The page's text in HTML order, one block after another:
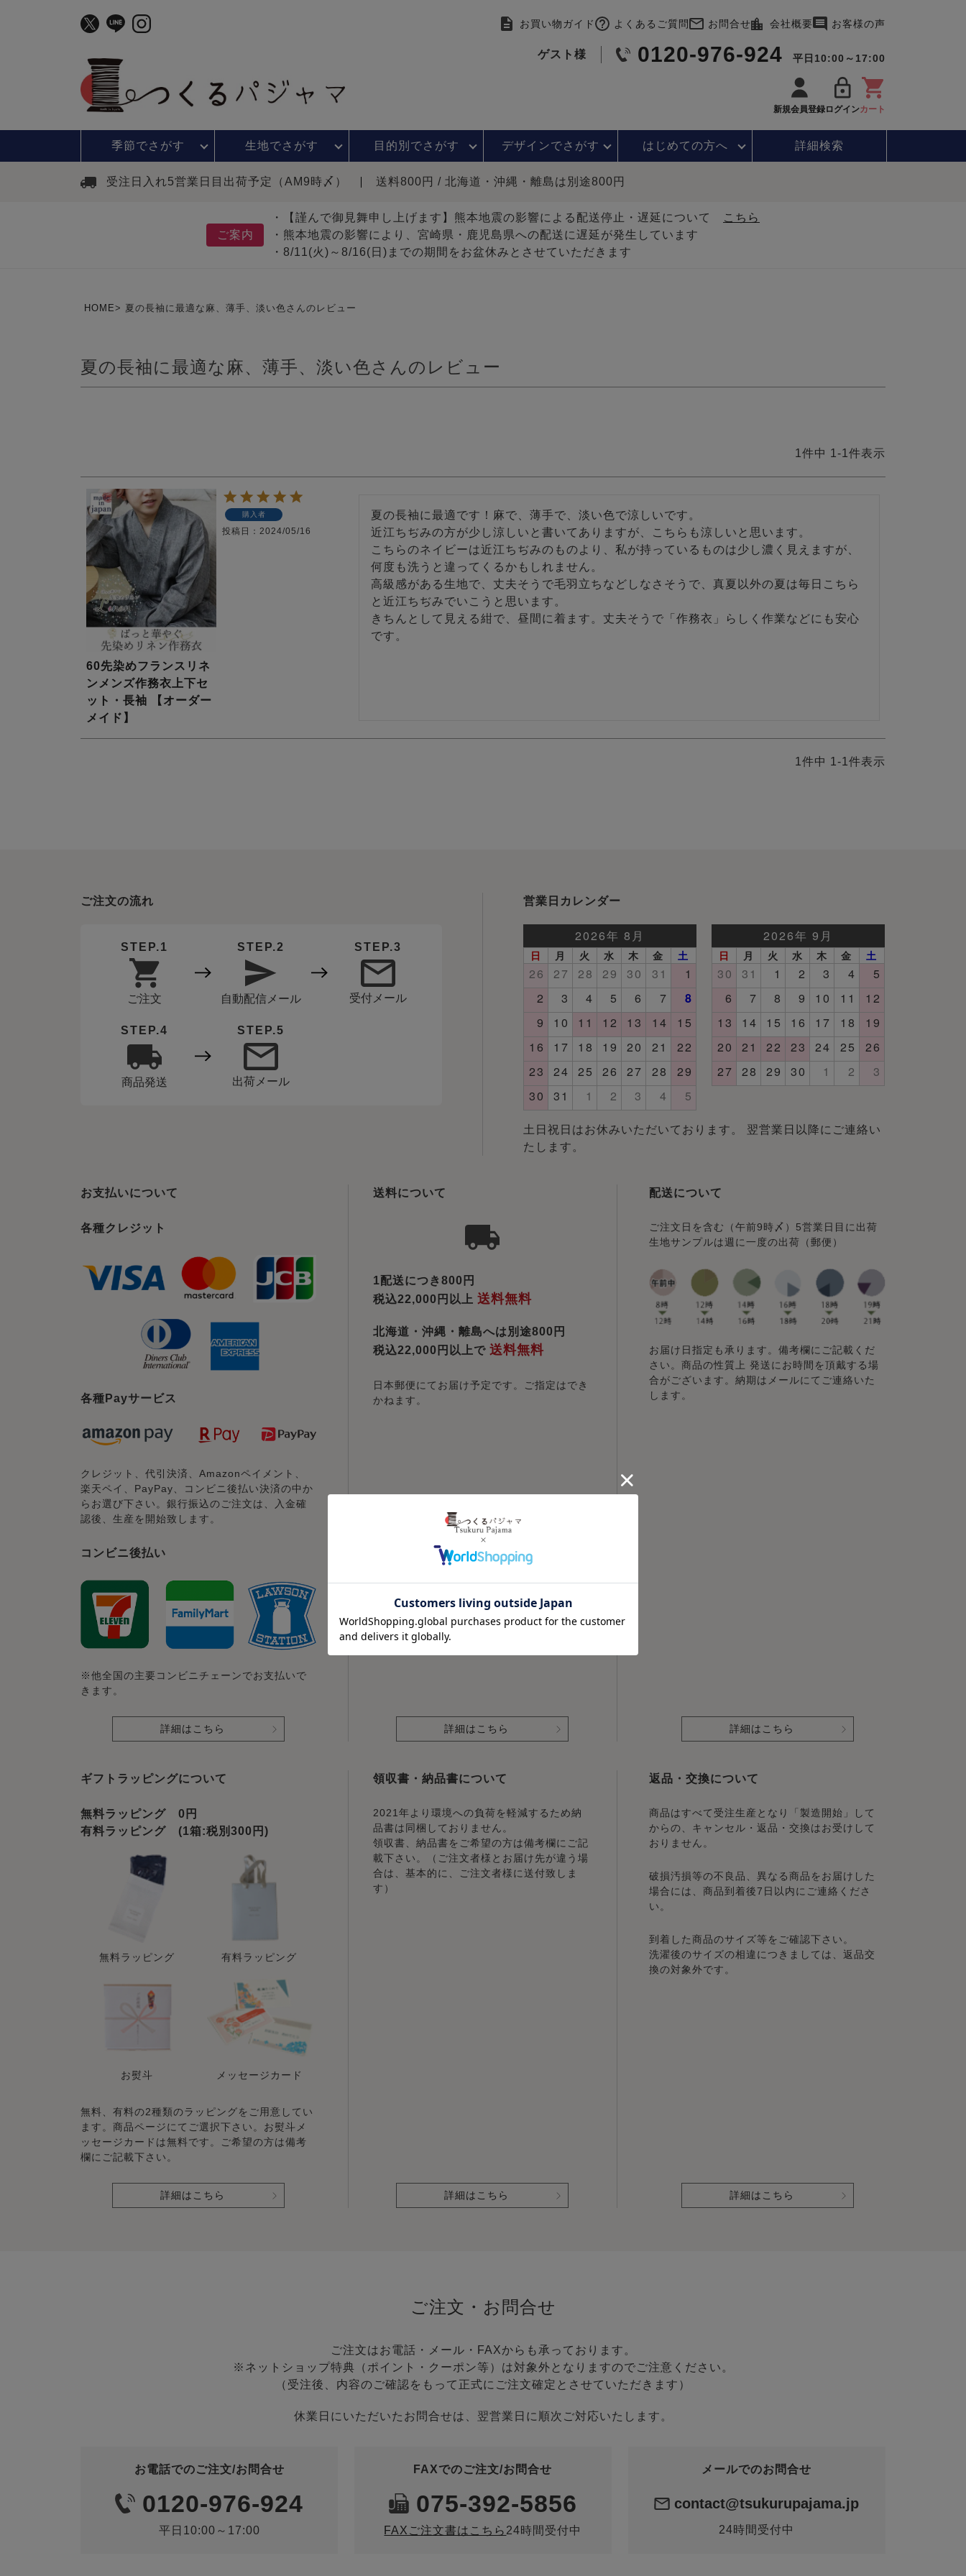
お買い物ガイド よくあるご質問 お問合せ 会社概要 お客様の声
ゲスト様 0120-976-924 平日10:00～17:00
新規会員登録ログインカート
季節でさがす 生地でさがす 目的別でさがす デザインでさがす はじめての方へ 詳細検索
受注日入れ5営業日目出荷予定（AM9時〆） 送料800円 / 北海道・沖縄・離島は別途800円
ご案内
・【謹んで御見舞申し上げます】熊本地震の影響による配送停止・遅延について
こちら
・熊本地震の影響により、宮崎県・鹿児島県への配送に遅延が発生しています
・8/11(火)～8/16(日)までの期間をお盆休みとさせていただきます
HOME 夏の長袖に最適な麻、薄手、淡い色さんのレビュー
夏の長袖に最適な麻、薄手、淡い色さんのレビュー
1 件中 1 -1 件表示
60先染めフランスリネ
ンメンズ作務衣上下セ
ット・長袖 【オーダー
メイド】
購入者
投稿日 2024/05/16
夏の長袖に最適です！麻で、薄手で、淡い色で涼しいです。
近江ちぢみの方が少し涼しいと書いてありますが、こちらも涼しいと思います。
こちらのネイビーは近江ちぢみのものより、私が持っているものは少し濃く見えますが、
何度も洗うと違ってくるかもしれません。
高級感がある生地で、丈夫そうで毛羽立ちなどしなさそうで、真夏以外の夏は毎日こちら
と近江ちぢみでいこうと思います。
きちんとして見える紺で、昼間に着ます。丈夫そうで「作務衣」らしく作業などにも安心
です。
1 件中 1 -1 件表示
ご注文の流れ
STEP.1
ご注文
STEP.2
自動配信メール
STEP.3
受付メール
STEP.4
商品発送
STEP.5
出荷メール
営業日カレンダー
土日祝日はお休みいただいております。 翌営業日以降にご連絡い
たします。
お支払いについて
各種クレジット
各種Payサービス
クレジット、代引決済、Amazonペイメント、
楽天ペイ、PayPay、コンビニ後払い決済の中か
らお選び下さい。銀行振込のご注文は、入金確
認後、生産を開始致します。
コンビニ後払い
※他全国の主要コンビニチェーンでお支払いで
きます。
詳細はこちら
送料について
1配送につき800円
税込22,000円以上 送料無料
北海道・沖縄・離島へは別途800円
税込22,000円以上で 送料無料
日本郵便にてお届け予定です。ご指定はでき
かねます。
詳細はこちら
配送について
ご注文日を含む（午前9時〆）5営業日目に出荷
生地サンプルは週に一度の出荷（郵便）
お届け日指定も承ります。備考欄にご記載くだ
さい。商品の性質上 発送にお時間を頂戴する場
合がございます。納期はメールにてご連絡いた
します。
詳細はこちら
ギフトラッピングについて
無料ラッピング 0円
有料ラッピング (1箱:税別300円)
無料ラッピング 有料ラッピング
お熨斗 メッセージカード
無料、有料の2種類のラッピングをご用意してい
ます。商品ページにてご選択下さい。お熨斗メ
ッセージカードは無料です。ご希望の方は備考
欄にご記載下さい。
詳細はこちら
領収書・納品書について
2021年より環境への負荷を軽減するため納
品書は同梱しておりません。
領収書、納品書をご希望の方は備考欄にご記
載下さい。（ご注文者様とお届け先が違う場
合は、基本的に、ご注文者様に送付致しま
す）
詳細はこちら
返品・交換について
商品はすべて受注生産となり「製造開始」して
からの、キャンセル・返品・交換はお受けして
おりません。
破損汚損等の不良品、異なる商品をお届けした
場合には、商品到着後7日以内にご連絡くださ
い。
到着した商品のサイズ等をご確認下さい。
洗濯後のサイズの相違につきましては、返品交
換の対象外です。
詳細はこちら
ご注文・お問合せ
ご注文はお電話・メール・FAXからも承っております。
※ネットショップ特典（ポイント・クーポン等）は対象外となりますのでご注意ください。
（受注後、内容のご確認をもって正式にご注文確定とさせていただきます）
休業日にいただいたお問合せは、翌営業日に順次ご対応いたします。
お電話でのご注文/お問合せ
0120-976-924
平日10:00～17:00
FAXでのご注文/お問合せ
075-392-5856
FAXご注文書はこちら 24時間受付中
メールでのお問合せ
contact@tsukurupajama.jp
24時間受付中